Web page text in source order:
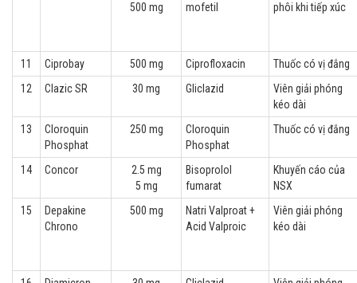
500 mg
mofetil
phôi khi tiếp xúc
11 Ciprobay 500 mg Ciprofloxacin
Thuốc có vị đắng
12
Clazic SR 30 mg Gliclazid
Viên giải phóng
kéo dài
13
Cloroquin
Phosphat
250 mg
Cloroquin
Phosphat
Thuốc có vị đắng
14 Concor
2.5 mg
5 mg
Bisoprolol
fumarat
Khuyến cáo của
NSX
15
Depakine
Chrono
500 mg
Natri Valproat +
Acid Valproic
Viên giải phóng
kéo dài